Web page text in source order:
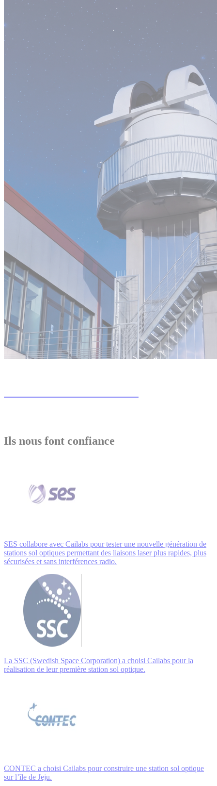
Ils nous font confiance
SES collabore avec Cailabs pour tester une nouvelle génération de
stations sol optiques permettant des liaisons laser plus rapides, plus
sécurisées et sans interférences radio.
La SSC (Swedish Space Corporation) a choisi Cailabs pour la
réalisation de leur première station sol optique.
CONTEC a choisi Cailabs pour construire une station sol optique
sur l’île de Jeju.